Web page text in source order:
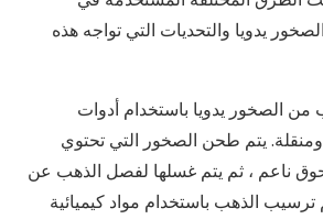
يدويا والتحديات التي تواجه هذه
الصخور يدويا باستخدام أدوات
يتم طحن الصخور التي تحتوي
ناعم ، ثم يتم غسلها لفصل الذهب عن
الذهب باستخدام مواد كيميائية